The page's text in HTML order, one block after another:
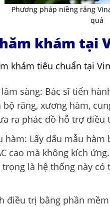
Phương pháp niềng răng
quả
khám tại
khám tiêu chuẩn tại
sàng: Bác sĩ tiến
răng, xương hàm,
ra phác đồ hỗ trợ điều
hàm: Lấy dấu mẫu
cao mà không kích
là hệ thống này
điều trị bằng phần